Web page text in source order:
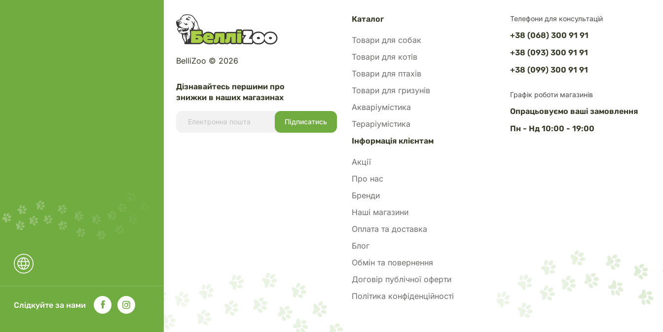
Слідкуйте за нами
Телефони для консультацій
+38 (068) 300 91 91
+38 (093) 300 91 91
+38 (099) 300 91 91
Графік роботи магазинів
Опрацьовуємо ваші замовлення
Пн - Нд 10:00 - 19:00
Дізнавайтесь першими про
знижки в наших магазинах
BelliZoo © 2026
Каталог
Товари для собак
Товари для котів
Товари для птахів
Товари для гризунів
Акваріумістика
Тераріумістика
Інформація клієнтам
Акції
Про нас
Бренди
Наші магазини
Оплата та доставка
Блог
Обмін та повернення
Договір публічної оферти
Політика конфіденційності